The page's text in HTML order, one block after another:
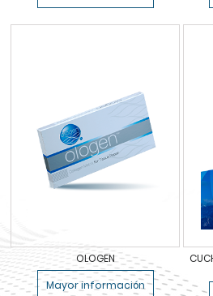
OLOGEN
Mayor información